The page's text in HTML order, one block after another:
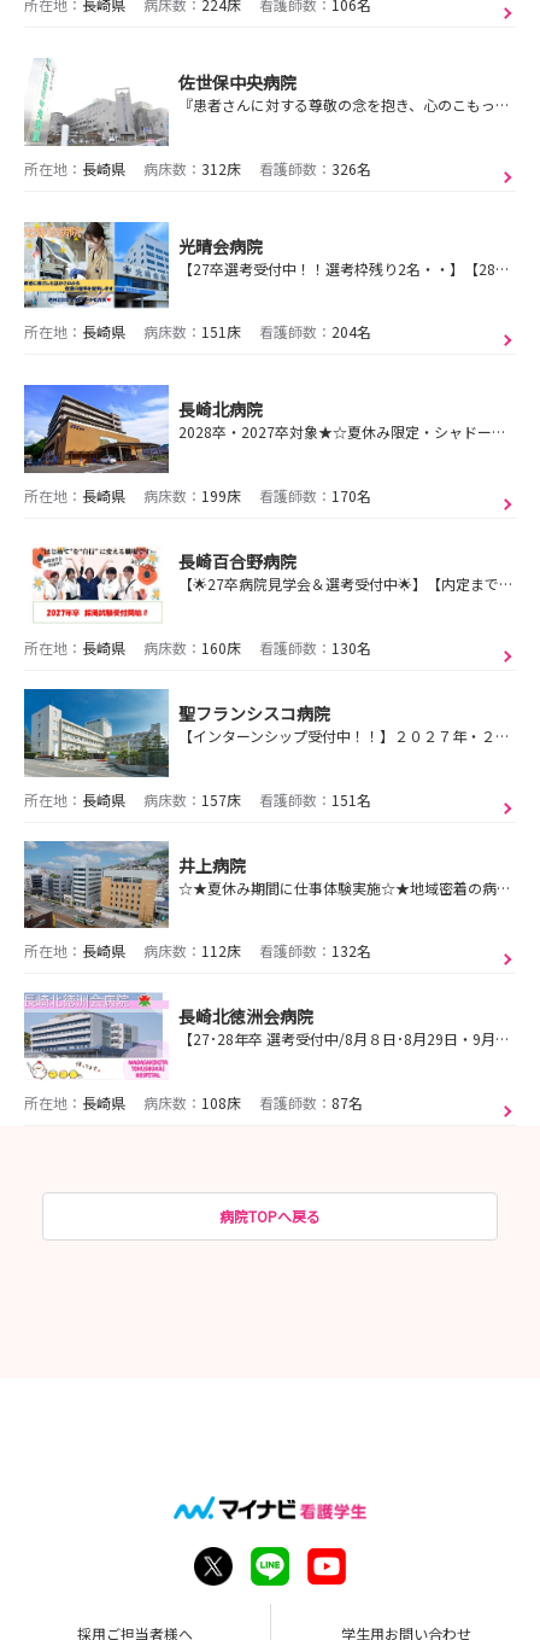
所在地： 長崎県 病床数： 224床 看護師数： 106名
佐世保中央病院
『患者さんに対する尊敬の念を抱き、心のこもった看護サービスを提供することで、地域に信頼される看護専門職であり続ける。』
所在地： 長崎県 病床数： 312床 看護師数： 326名
光晴会病院
【27卒選考受付中！！選考枠残り2名・・】【28卒説明会開始！！予約受付中⭐】迷っている方ぜひお待ちしています🌸
所在地： 長崎県 病床数： 151床 看護師数： 204名
長崎北病院
2028卒・2027卒対象★☆夏休み限定・シャドーイングインターンシップを開催します☆★
所在地： 長崎県 病床数： 199床 看護師数： 170名
長崎百合野病院
【🌟27卒病院見学会＆選考受付中🌟】【内定まで3日】【看護師専用アパートあり！】急性期・地域包括ケア・回復期リハのケアミックスの病院です！
所在地： 長崎県 病床数： 160床 看護師数： 130名
聖フランシスコ病院
【インターンシップ受付中！！】２０２７年・２０２８年卒対象：ホスピス病棟・急性期病棟・地域包括ケア病棟の３病棟のうち、希望に沿って受け入れいたします。
所在地： 長崎県 病床数： 157床 看護師数： 151名
井上病院
☆★夏休み期間に仕事体験実施☆★地域密着の病院って実際どんな雰囲気？自分の目で見て体験できます。先輩看護師から大人気の企画！参加お待ちしております！
所在地： 長崎県 病床数： 112床 看護師数： 132名
長崎北徳洲会病院
【27･28年卒 選考受付中/8月８日･8月29日・9月12日】急性期・回復期リハビリ・訪問看護 様々な経験が積めます！充実な研修制度あり！
所在地： 長崎県 病床数： 108床 看護師数： 87名
病院TOPへ戻る
採用ご担当者様へ 学生用お問い合わせ